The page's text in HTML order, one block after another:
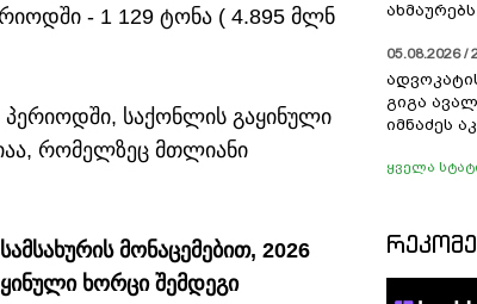
- 1 129 ტონა ( 4.895 მლნ
პერიოდში, საქონლის გაყინული
რომელზეც მთლიანი
მონაცემებით, 2026
ხორცი შემდეგი
ახმაურებს
05.08.2026 /
გიგა
იმნაძეს
ყველა